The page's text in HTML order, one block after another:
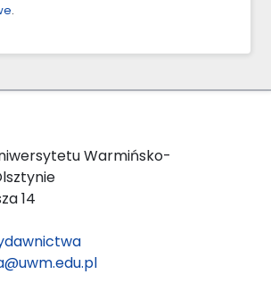
.
Warmińsko-
14